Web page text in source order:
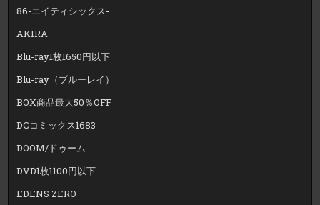
86-エイティシックス-
AKIRA
Blu-ray1枚1650円以下
Blu-ray（ブルーレイ）
BOX商品最大50％OFF
DCコミックス1683
DOOM/ドゥーム
DVD1枚1100円以下
EDENS ZERO